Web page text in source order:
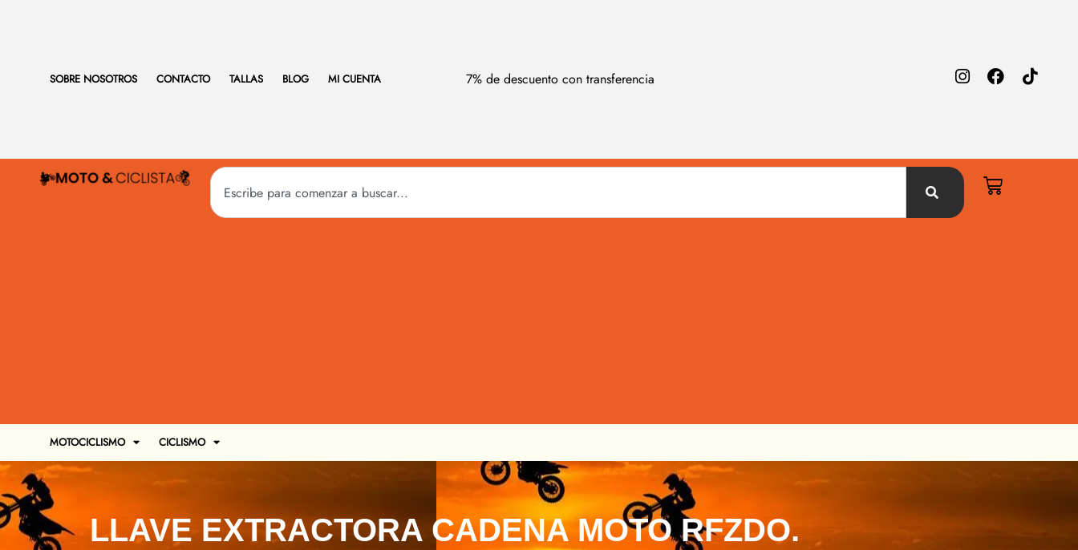
SOBRE NOSOTROS CONTACTO TALLAS BLOG MI CUENTA 7% de descuento con transferencia
MOTOCICLISMO CICLISMO
LLAVE EXTRACTORA CADENA MOTO RFZDO.